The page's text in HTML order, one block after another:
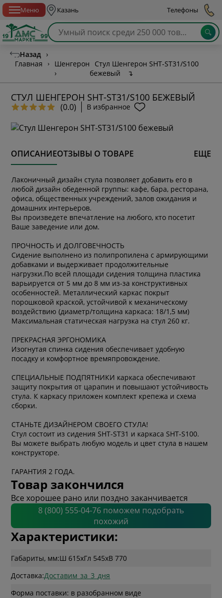
Меню Казань Телефоны
Назад ›
Главная
›
Шенгерон
›
Стул Шенгерон SHT-ST31/S100
бежевый
↴
СТУЛ ШЕНГЕРОН SHT-ST31/S100 БЕЖЕВЫЙ
(0.0) В избранное
ОПИСАНИЕОТЗЫВЫ О ТОВАРЕ ЕЩЕ
Лаконичный дизайн стула позволяет добавить его в
любой дизайн обеденной группы: кафе, бара, ресторана,
офиса, общественных учреждений, залов ожидания и
домашних интерьеров.
Вы произведете впечатление на любого, кто посетит
Ваше заведение или дом.
ПРОЧНОСТЬ И ДОЛГОВЕЧНОСТЬ
Сидение выполнено из полипропилена с армирующими
добавками и выдерживает продолжительные
нагрузки.По всей площади сидения толщина пластика
варьируется от 5 мм до 8 мм из-за конструктивных
особенностей. Металлический каркас покрыт
порошковой краской, устойчивой к механическому
воздействию (диаметр/толщина каркаса: 18/1,5 мм)
Максимальная статическая нагрузка на стул 260 кг.
ПРЕКРАСНАЯ ЭРГОНОМИКА
Изогнутая спинка сидения обеспечивает удобную
посадку и комфортное времяпровождение.
СПЕЦИАЛЬНЫЕ ПОДПЯТНИКИ каркаса обеспечивают
защиту покрытия от царапин и повышают устойчивость
стула. К каркасу приложен комплект крепежа и схема
сборки.
СТАНЬТЕ ДИЗАЙНЕРОМ СВОЕГО СТУЛА!
Стул состоит из сидения SHT-ST31 и каркаса SHT-S100.
Вы можете выбрать любую модель и цвет стула в нашем
конструкторе.
ГАРАНТИЯ 2 ГОДА.
Товар закончился
Все хорошее рано или поздно заканчивается
8 (800) 555-04-76 поможем подобрать
похожий
Характеристики:
Габариты, мм:Ш 615xГл 545xВ 770
Доставка:Доставим_за_3_дня
Форма поставки: в разобранном виде